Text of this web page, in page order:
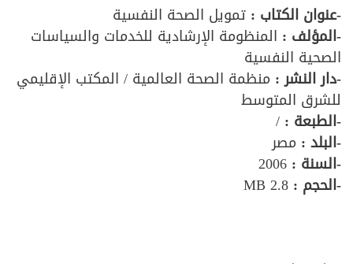
-عنوان الكتاب : تمويل الصحة النفسية
-المؤلف : المنظومة الإرشادية للخدمات والسياسات
الصحية النفسية
-دار النشر : منظمة الصحة العالمية / المكتب الإقليمي
للشرق المتوسط
-الطبعة : /
-البلد : مصر
-السنة :
-الحجم :